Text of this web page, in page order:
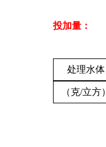
投加量：
处理水体
（克/立方）